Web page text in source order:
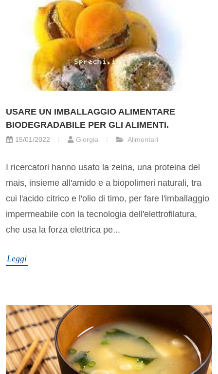
USARE UN IMBALLAGGIO ALIMENTARE
BIODEGRADABILE PER GLI ALIMENTI.
15/01/2022 Giorgia Alimentari
I ricercatori hanno usato la zeina, una proteina del
mais, insieme all'amido e a biopolimeri naturali, tra
cui l'acido citrico e l'olio di timo, per fare l'imballaggio
impermeabile con la tecnologia dell'elettrofilatura,
che usa la forza elettrica pe...
Leggi